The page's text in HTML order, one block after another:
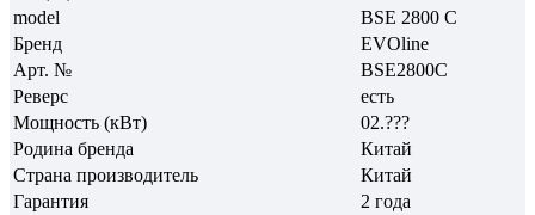
model
BSE 2800 C
Бренд
EVOline
Арт. №
BSE2800C
Реверс
есть
Мощность (кВт)
02.???
Родина бренда
Китай
Страна производитель
Китай
Гарантия
2 года